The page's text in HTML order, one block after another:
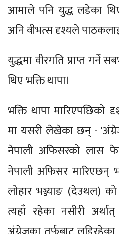
आमाले पनि युद्ध लडेका
अनि वीभत्स दृश्यले पाठकलाई
युद्धमा वीरगति प्राप्त गर्ने
थिए भक्ति थापा।
भक्ति थापा मारिएपछिको
मा यसरी लेखेका छन् -
नेपाली अफिसरको लास
नेपाली अफिसर मारिएछन्
लोहार भञ्ज्याङ (देउथल)
त्यहाँ रहेका नसीरी